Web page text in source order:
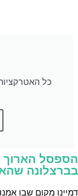
כל
הספסל הארוך
בברצלונה
דמיינו מקום שבו